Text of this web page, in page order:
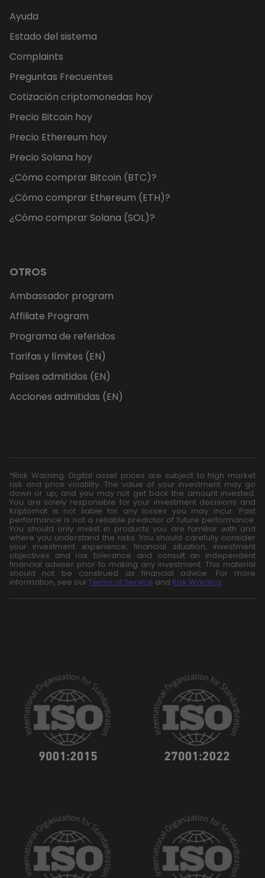
Ayuda
Estado del sistema
Complaints
Preguntas Frecuentes
Cotización criptomonedas hoy
Precio Bitcoin hoy
Precio Ethereum hoy
Precio Solana hoy
¿Cómo comprar Bitcoin (BTC)?
¿Cómo comprar Ethereum (ETH)?
¿Cómo comprar Solana (SOL)?
OTROS
Ambassador program
Affiliate Program
Programa de referidos
Tarifas y límites (EN)
Países admitidos (EN)
Acciones admitidas (EN)
*Risk Warning: Digital asset prices are subject to high market
risk and price volatility. The value of your investment may go
down or up, and you may not get back the amount invested.
You are solely responsible for your investment decisions and
Kriptomat is not liable for any losses you may incur. Past
performance is not a reliable predictor of future performance.
You should only invest in products you are familiar with and
where you understand the risks. You should carefully consider
your investment experience, financial situation, investment
objectives and risk tolerance and consult an independent
financial adviser prior to making any investment. This material
should not be construed as financial advice. For more
information, see our Terms of Service and Risk Warning.